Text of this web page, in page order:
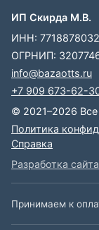
ИП Скирда М.В.
ИНН:
ОГРНИП:
info@bazaotts.ru
+7 909 673-62-
© 2021–2026
Политика
Справка
Разработка
Принимаем к